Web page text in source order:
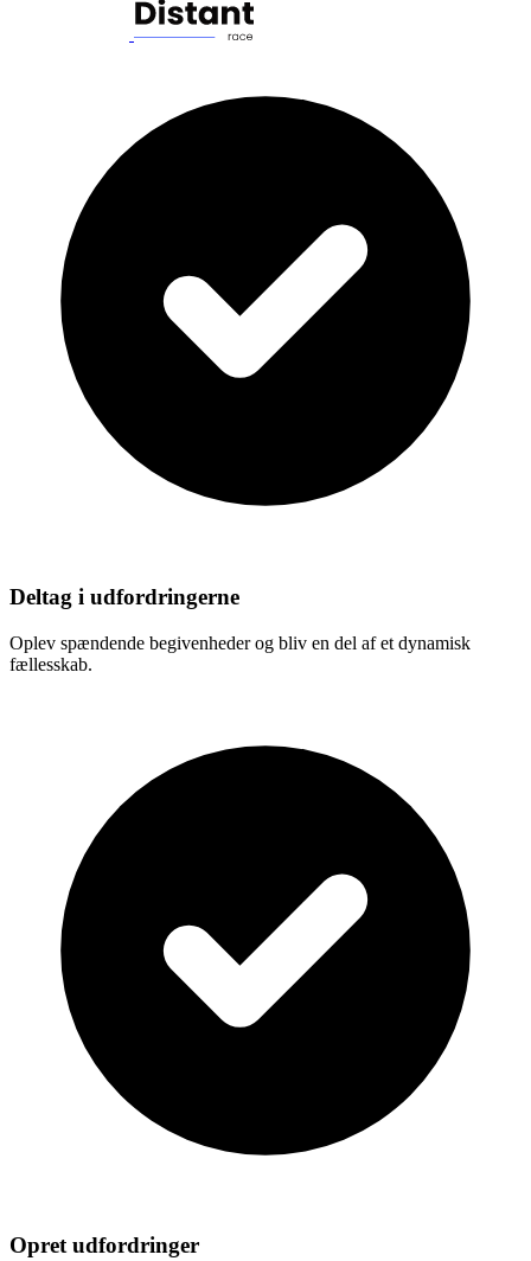
Deltag i udfordringerne
Oplev spændende begivenheder og bliv en del af et dynamisk
fællesskab.
Opret udfordringer